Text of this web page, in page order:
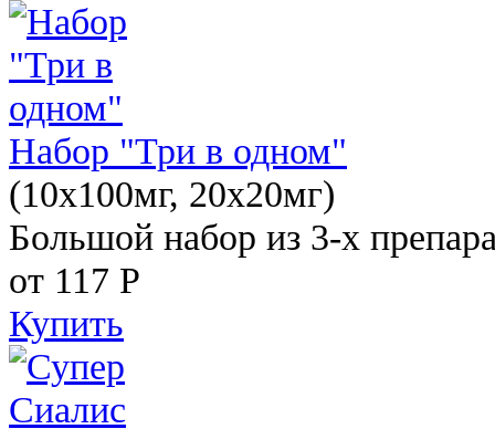
Набор "Три в одном"
(10x100мг, 20x20мг)
Большой набор из 3-х
от 117 Р
Купить